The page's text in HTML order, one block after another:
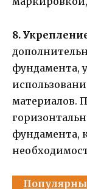
8.
фундамента,
материалов.
фундамента,